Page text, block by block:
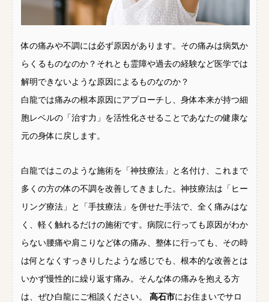
体の痛みや不調には必ず原因があります。その痛みは病気か
らくるものなのか？それとも霊障や過去の経験など医学では
解明できないような原因によるものなのか？
白龍では痛みの根本原因にアプローチし、身体本来が持つ細
胞レベルの「治す力」を活性化させることであなたの健康な
元の身体に戻します。
白龍ではこのような施術を「神技療法」と名付け、これまで
多くの方の体の不調を改善してきました。神技療法は「ヒー
リング療法」と「手技療法」を併せた手法で、全く痛みはな
く、軽く触れるだけの施術です。病院に行っても原因がわか
らない腰痛や肩こりなど体の痛み、整体に行っても、その時
は何となくすっきりしたような感じでも、根本的な改善とは
いかず慢性的に繰り返す痛み。そんな体の痛みを抱える方
は、ぜひ白龍にご相談ください。 高石市にお住まいでサロ